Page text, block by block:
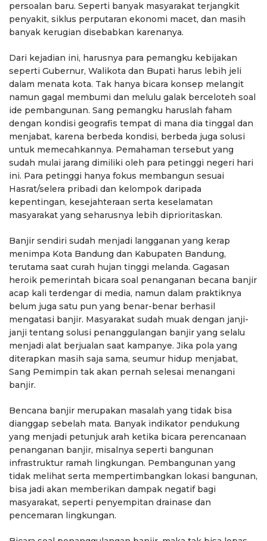
persoalan baru. Seperti banyak masyarakat terjangkit
penyakit, siklus perputaran ekonomi macet, dan masih
banyak kerugian disebabkan karenanya.
Dari kejadian ini, harusnya para pemangku kebijakan
seperti Gubernur, Walikota dan Bupati harus lebih jeli
dalam menata kota. Tak hanya bicara konsep melangit
namun gagal membumi dan melulu galak berceloteh soal
ide pembangunan. Sang pemangku haruslah faham
dengan kondisi geografis tempat di mana dia tinggal dan
menjabat, karena berbeda kondisi, berbeda juga solusi
untuk memecahkannya. Pemahaman tersebut yang
sudah mulai jarang dimiliki oleh para petinggi negeri hari
ini. Para petinggi hanya fokus membangun sesuai
Hasrat/selera pribadi dan kelompok daripada
kepentingan, kesejahteraan serta keselamatan
masyarakat yang seharusnya lebih diprioritaskan.
Banjir sendiri sudah menjadi langganan yang kerap
menimpa Kota Bandung dan Kabupaten Bandung,
terutama saat curah hujan tinggi melanda. Gagasan
heroik pemerintah bicara soal penanganan becana banjir
acap kali terdengar di media, namun dalam praktiknya
belum juga satu pun yang benar-benar berhasil
mengatasi banjir. Masyarakat sudah muak dengan janji-
janji tentang solusi penanggulangan banjir yang selalu
menjadi alat berjualan saat kampanye. Jika pola yang
diterapkan masih saja sama, seumur hidup menjabat,
Sang Pemimpin tak akan pernah selesai menangani
banjir.
Bencana banjir merupakan masalah yang tidak bisa
dianggap sebelah mata. Banyak indikator pendukung
yang menjadi petunjuk arah ketika bicara perencanaan
penanganan banjir, misalnya seperti bangunan
infrastruktur ramah lingkungan. Pembangunan yang
tidak melihat serta mempertimbangkan lokasi bangunan,
bisa jadi akan memberikan dampak negatif bagi
masyarakat, seperti penyempitan drainase dan
pencemaran lingkungan.